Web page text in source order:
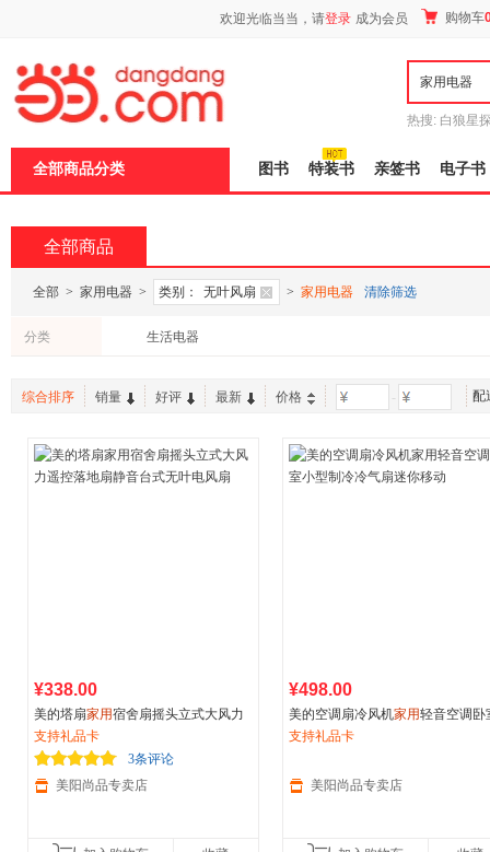
欢迎光临当当，请登录 成为会员 购物车
热搜: 白狼星
全部商品分类 图书 特装书 亲签书 电子书
全部商品
全部 > 家用电器 > 类别： 无叶风扇 > 家用电器 清除筛选
分类 生活电器
综合排序 销量 好评 最新 价格 - 配
¥338.00
美的塔扇家用宿舍扇摇头立式大风力
遥控落地扇静音台式无叶电风扇
支持礼品卡
3条评论
美阳尚品专卖店
¥498.00
美的空调扇冷风机家用轻音空调卧
小型制冷冷气扇迷你移动
支持礼品卡
美阳尚品专卖店
页
加